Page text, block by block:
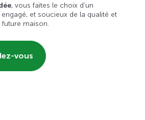
, vous faites le choix d’un
et soucieux de la qualité et
maison.
vous